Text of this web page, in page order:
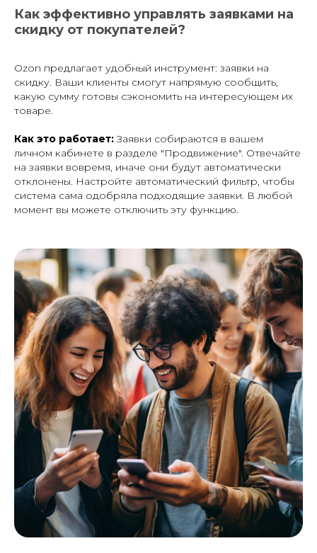
Как эффективно управлять заявками на
скидку от покупателей?
Ozon предлагает удобный инструмент: заявки на
скидку. Ваши клиенты смогут напрямую сообщить,
какую сумму готовы сэкономить на интересующем их
товаре.
Как это работает:Заявки собираются в вашем
личном кабинете в разделе "Продвижение". Отвечайте
на заявки вовремя, иначе они будут автоматически
отклонены. Настройте автоматический фильтр, чтобы
система сама одобряла подходящие заявки. В любой
момент вы можете отключить эту функцию.
ЗАКАЗАТЬ ОБРАТНЫЙ ЗВОНОК
нам по телефону
+7 (961) 526-25-32
Политика конфиденциальности
Публичная оферта фрахтования
Реферальная программа
Заказать звонок
119620, г. Москва, пр-кт
Солнцевский д. 11, помещ. 1/1
Дизайн от
© 2026 ООО "ВБ
КАРГО"
ПЕРВАЯ ДОСТАВКА БЕСПЛАТНО
Подробные условия акции по телефону.
Акция ограничена.
+7 (961) 526-25-32 Бесплатная доставка
Хотите сэкономить на доставке сегодня?|